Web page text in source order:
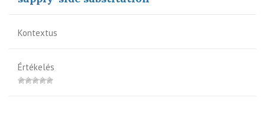
Kontextus
Értékelés